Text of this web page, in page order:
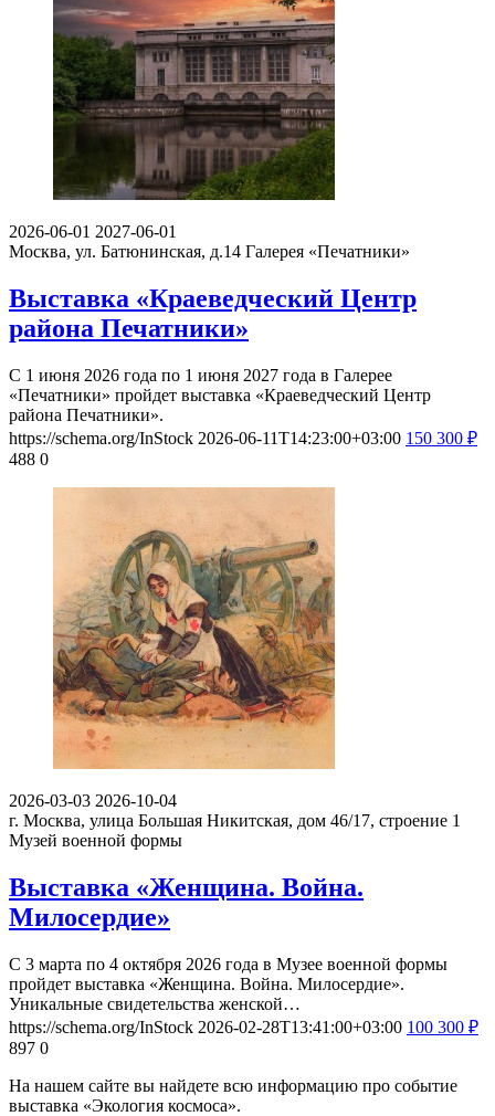
2026-06-01 2027-06-01
Москва, ул. Батюнинская, д.14 Галерея «Печатники»
Выставка «Краеведческий Центр
района Печатники»
С 1 июня 2026 года по 1 июня 2027 года в Галерее
«Печатники» пройдет выставка «Краеведческий Центр
района Печатники».
https://schema.org/InStock 2026-06-11T14:23:00+03:00 150 300 ₽
488 0
2026-03-03 2026-10-04
г. Москва, улица Большая Никитская, дом 46/17, строение 1
Музей военной формы
Выставка «Женщина. Война.
Милосердие»
С 3 марта по 4 октября 2026 года в Музее военной формы
пройдет выставка «Женщина. Война. Милосердие».
Уникальные свидетельства женской…
https://schema.org/InStock 2026-02-28T13:41:00+03:00 100 300 ₽
897 0
На нашем сайте вы найдете всю информацию про событие
выставка «Экология космоса».